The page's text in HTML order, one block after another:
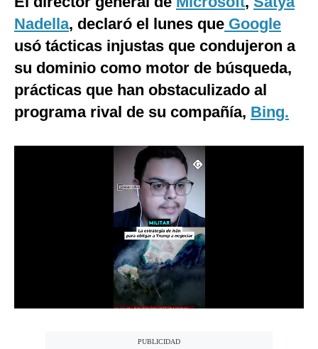
México
España
Internacional
Nadella, declaró el lunes que Google
usó tácticas injustas que condujeron a
su dominio como motor de búsqueda,
prácticas que han obstaculizado al
programa rival de su compañía, Bing.